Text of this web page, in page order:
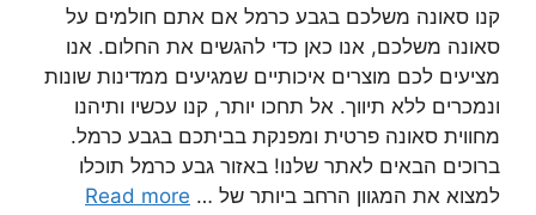
קנו סאונה משלכם בגבע כרמל אם אתם חולמים על
סאונה משלכם, אנו כאן כדי להגשים את החלום. אנו
מציעים לכם מוצרים איכותיים שמגיעים ממדינות שונות
ונמכרים ללא תיווך. אל תחכו יותר, קנו עכשיו ותיהנו
מחווית סאונה פרטית ומפנקת בביתכם בגבע כרמל.
ברוכים הבאים לאתר שלנו! באזור גבע כרמל תוכלו
למצוא את המגוון הרחב ביותר של … Read more